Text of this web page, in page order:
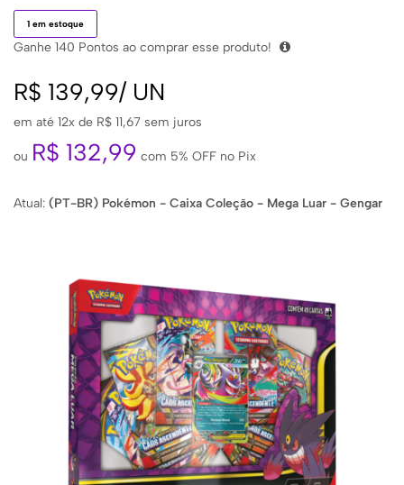
1 em estoque
Ganhe 140 Pontos ao comprar esse produto!
R$ 139,99/ UN
em até 12x de R$ 11,67 sem juros
ou R$ 132,99 com 5% OFF no Pix
Atual: (PT-BR) Pokémon - Caixa Coleção - Mega Luar - Gengar